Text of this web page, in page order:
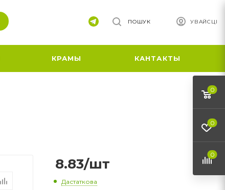
УВАЙСЦІ
ПОШУК
КРАМЫ КАНТАКТЫ
8.83/шт
Дастаткова
0
0
0